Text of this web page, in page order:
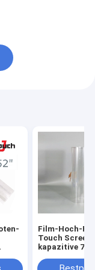
Film-Hoch-
Touch Screen
kapazitive 75